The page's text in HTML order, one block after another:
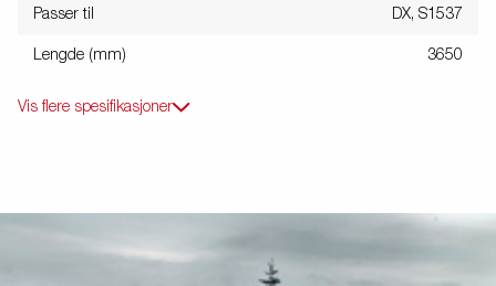
Passer til DX, S1537
Lengde (mm) 3650
Vis flere spesifikasjoner